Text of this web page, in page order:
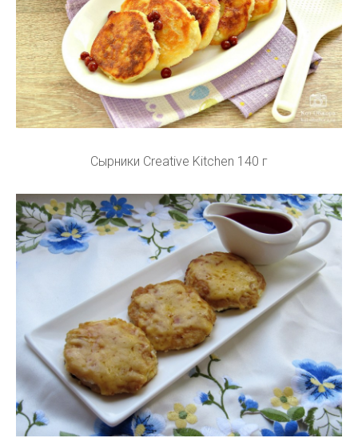
Сырники Creative Kitchen 140 г